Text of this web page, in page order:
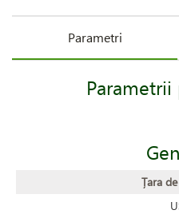
Parametri
Țara